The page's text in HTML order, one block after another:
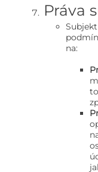
Práva
na: